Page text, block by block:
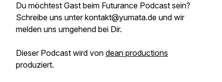
Du möchtest Gast beim Futurance Podcast sein?
Schreibe uns unter kontakt@yumata.de und wir
melden uns umgehend bei Dir.
Dieser Podcast wird von dean productions
produziert.